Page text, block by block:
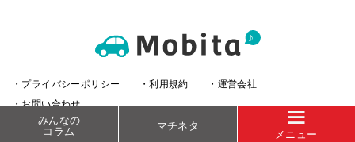
みんなの
コラム
マチネタ
メニュー
・プライバシーポリシー ・利用規約
・運営会社
・お問い合わせ
Copyright © Honda Cars Saitama Naka All Rights Reserved.